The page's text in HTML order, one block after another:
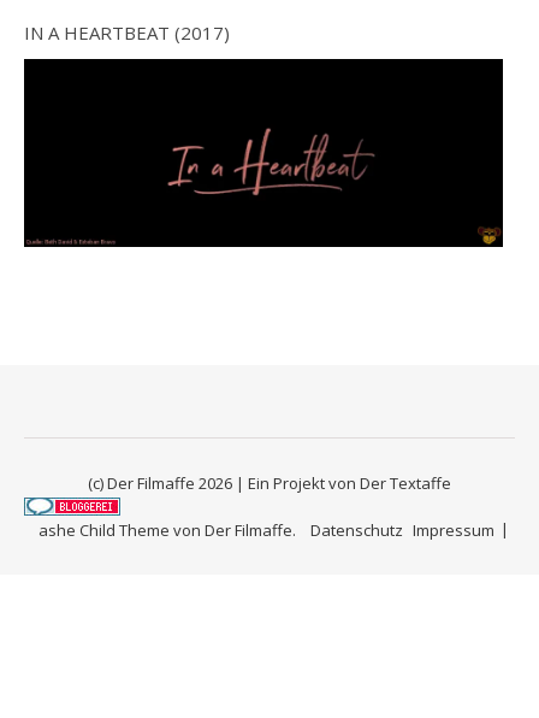
IN A HEARTBEAT (2017)
(c) Der Filmaffe 2026 | Ein Projekt von Der Textaffe
Datenschutz Impressum
ashe Child Theme von Der Filmaffe.